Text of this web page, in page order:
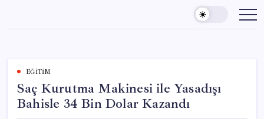
content
EĞITIM
Saç Kurutma Makinesi ile Yasadışı
Bahisle 34 Bin Dolar Kazandı